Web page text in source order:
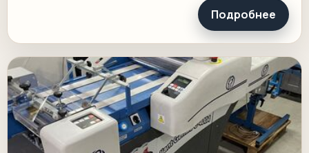
Подробнее